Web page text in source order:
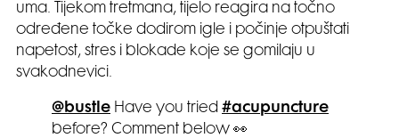
uma. Tijekom tretmana, tijelo reagira na točno
određene točke dodirom igle i počinje otpuštati
napetost, stres i blokade koje se gomilaju u
svakodnevici.
@bustle Have you tried #acupuncture
before? Comment below 👀